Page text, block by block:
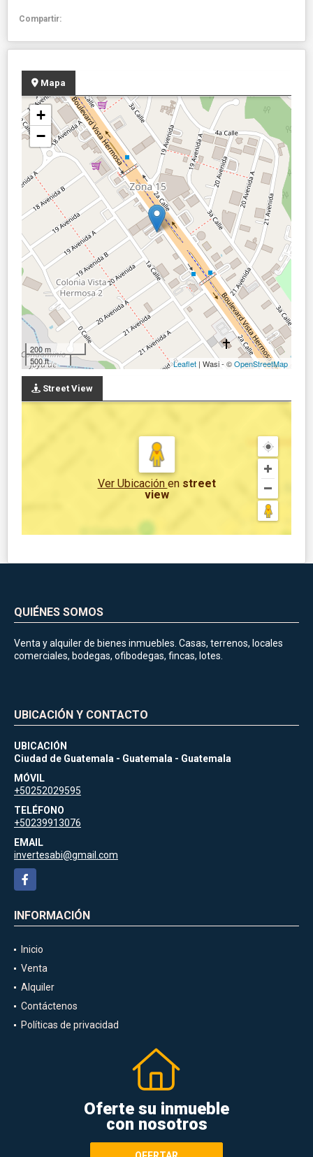
Compartir:
Mapa
+
−
200 m
500 ft
Leaflet | Wasi - ©OpenStreetMap
Street View
Ver Ubicación en street
view
QUIÉNES SOMOS
Venta y alquiler de bienes inmuebles. Casas, terrenos, locales
comerciales, bodegas, ofibodegas, fincas, lotes.
UBICACIÓN Y CONTACTO
UBICACIÓN
Ciudad de Guatemala - Guatemala - Guatemala
MÓVIL
+50252029595
TELÉFONO
+50239913076
EMAIL
invertesabi@gmail.com
Facebook
INFORMACIÓN
Inicio
Venta
Alquiler
Contáctenos
Políticas de privacidad
Oferte su inmueble
con nosotros